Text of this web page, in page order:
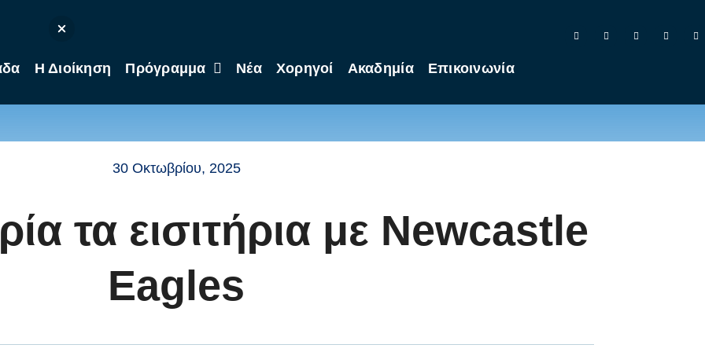
Η Διοίκηση Πρόγραμμα Νέα Χορηγοί Ακαδημία Επικοινωνία
30 Οκτωβρίου, 2025
τα εισιτήρια με Newcastle
Eagles